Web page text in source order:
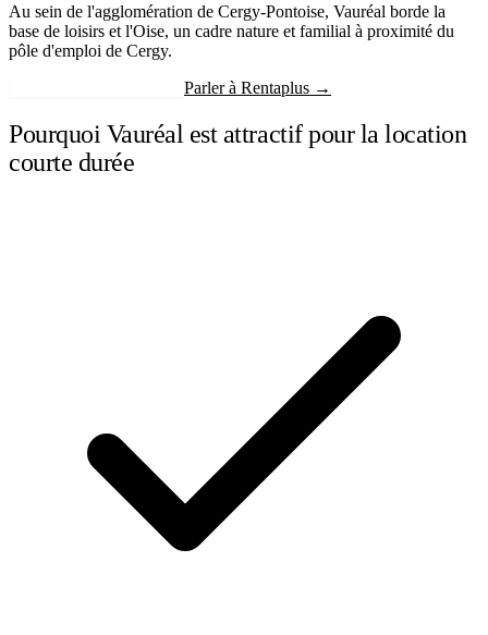
Au sein de l'agglomération de Cergy-Pontoise, Vauréal borde la
base de loisirs et l'Oise, un cadre nature et familial à proximité du
pôle d'emploi de Cergy.
Parler à Rentaplus →
Pourquoi Vauréal est attractif pour la location
courte durée